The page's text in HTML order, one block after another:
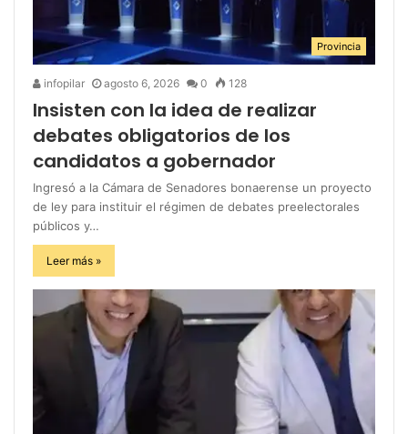
Provincia
infopilar agosto 6, 2026 0 128
Insisten con la idea de realizar
debates obligatorios de los
candidatos a gobernador
Ingresó a la Cámara de Senadores bonaerense un proyecto
de ley para instituir el régimen de debates preelectorales
públicos y…
Leer más »